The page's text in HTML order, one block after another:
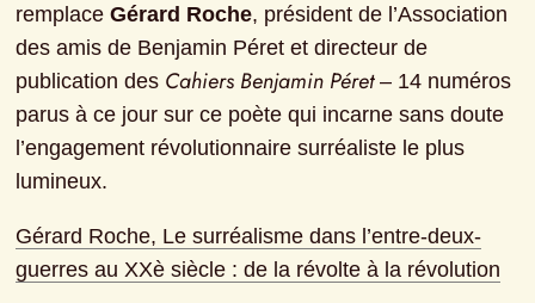
remplace Gérard Roche, président de l’Association
des amis de Benjamin Péret et directeur de
publication des Cahiers Benjamin Péret – 14 numéros
parus à ce jour sur ce poète qui incarne sans doute
l’engagement révolutionnaire surréaliste le plus
lumineux.
Gérard Roche, Le surréalisme dans l’entre-deux-
guerres au XXè siècle : de la révolte à la révolution